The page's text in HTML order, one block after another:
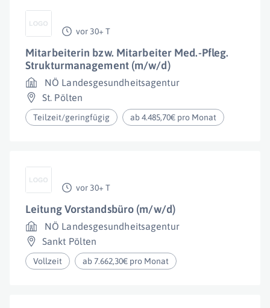
vor 30+ T
Mitarbeiterin bzw. Mitarbeiter Med.-Pfleg.
Strukturmanagement (m/w/d)
NÖ Landesgesundheitsagentur
St. Pölten
Teilzeit/geringfügig ab 4.485,70€ pro Monat
vor 30+ T
Leitung Vorstandsbüro (m/w/d)
NÖ Landesgesundheitsagentur
Sankt Pölten
Vollzeit ab 7.662,30€ pro Monat